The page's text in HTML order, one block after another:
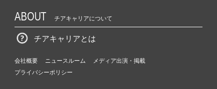
ABOUT チアキャリアについて
チアキャリアとは
会社概要 ニュースルーム
メディア出演・掲載
プライバシーポリシー